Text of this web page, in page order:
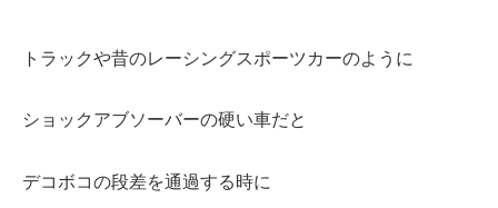
トラックや昔のレーシングスポーツカーのように
ショックアブソーバーの硬い車だと
デコボコの段差を通過する時に